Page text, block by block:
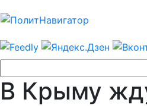
В Крыму